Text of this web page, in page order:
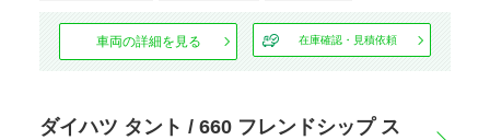
車両の詳細を見る 在庫確認・見積依頼
ダイハツ タント / 660 フレンドシップ ス